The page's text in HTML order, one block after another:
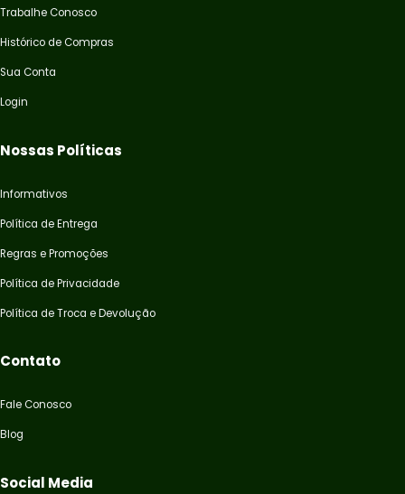
Trabalhe Conosco
Histórico de Compras
Sua Conta
Login
Nossas Políticas
Informativos
Política de Entrega
Regras e Promoções
Política de Privacidade
Política de Troca e Devolução
Contato
Fale Conosco
Blog
Social Media